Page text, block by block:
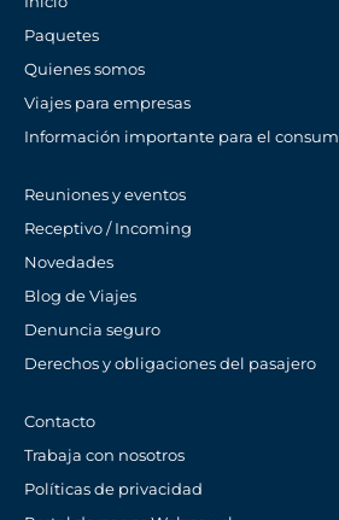
Paquetes
Quienes somos
Viajes para empresas
Información importante para el
Reuniones y eventos
Receptivo / Incoming
Novedades
Blog de Viajes
Denuncia seguro
Derechos y obligaciones del pasajero
Contacto
Trabaja con nosotros
Políticas de privacidad